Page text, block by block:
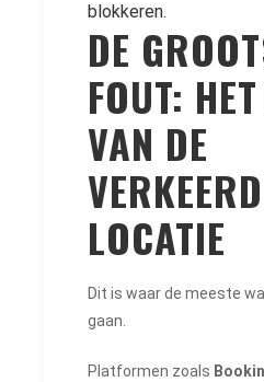
blokkeren.
DE
FOUT:
VAN DE
LOCATIE
Dit is waar de meeste
gaan.
Platformen zoals